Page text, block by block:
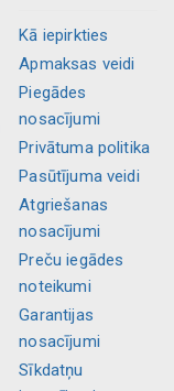
Kā iepirkties
Apmaksas veidi
Piegādes
nosacījumi
Privātuma politika
Pasūtījuma veidi
Atgriešanas
nosacījumi
Preču iegādes
noteikumi
Garantijas
nosacījumi
Sīkdatņu